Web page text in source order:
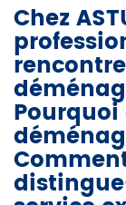
Chez